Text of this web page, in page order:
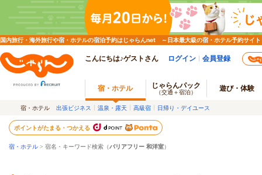
国内旅行・海外旅行や宿・ホテルの宿泊予約はじゃらんnet ～日本最大級の宿・ホテル予約サイト
こんにちは♪ゲストさん ログイン 会員登録
宿・ホテル じゃらんパック
（交通＋宿泊） 遊び・体験
宿・ホテル 出張ビジネス 温泉・露天 高級宿 日帰り・デイユース
ポイントがたまる・つかえる
宿・ホテル > 宿名・キーワード検索（バリアフリー 和洋室）